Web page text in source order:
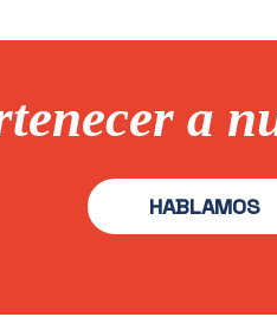
a
HABLAMOS